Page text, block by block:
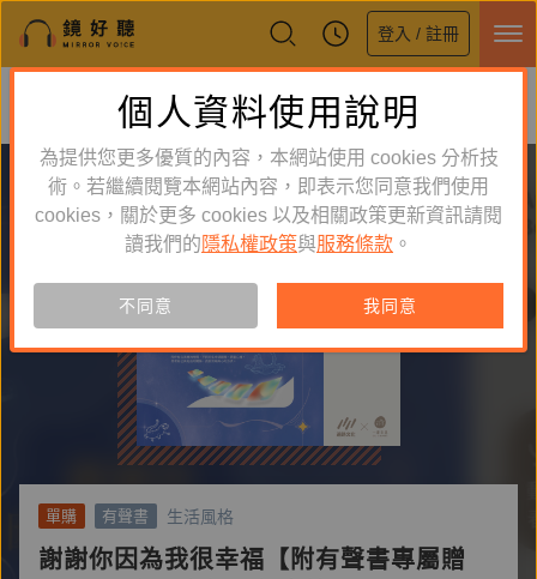
登入 / 註冊
鏡好聽全新APP上線
體驗全面升級，即刻下載
單購 有聲書 生活風格
謝謝你因為我很幸福【附有聲書專屬贈
個人資料使用說明
為提供您更多優質的內容，本網站使用 cookies 分析技
術。若繼續閱覽本網站內容，即表示您同意我們使用
cookies，關於更多 cookies 以及相關政策更新資訊請閱
讀我們的 隱私權政策與服務條款 。
不同意 我同意